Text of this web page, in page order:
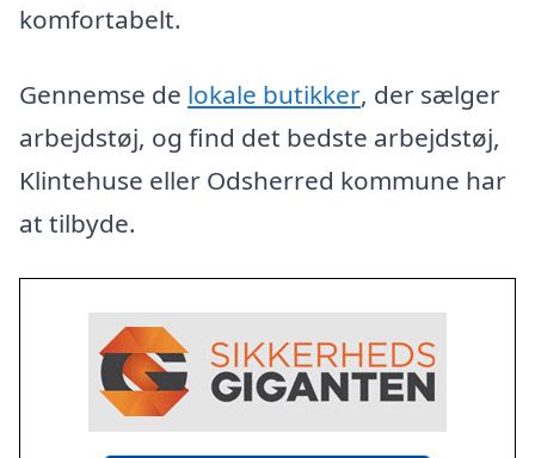
komfortabelt.
Gennemse de lokale butikker, der sælger
arbejdstøj, og find det bedste arbejdstøj,
Klintehuse eller Odsherred kommune har
at tilbyde.